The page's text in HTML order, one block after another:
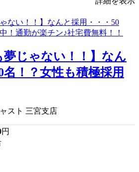
夢じゃない！！】なん
名！？女性も積極採用
スト 三宮支店
円